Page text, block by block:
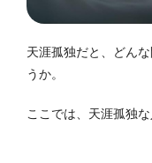
天涯孤独だと、どん
うか。
ここでは、天涯孤独